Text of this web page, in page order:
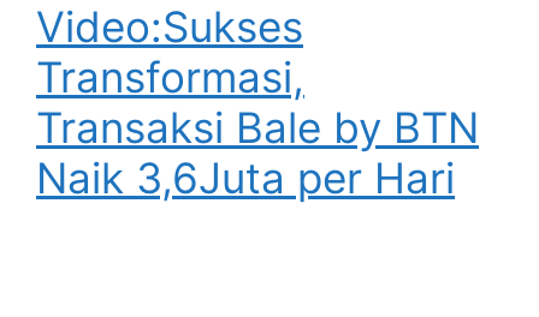
Video:Sukses
Transformasi,
Transaksi Bale by BTN
Naik 3,6Juta per Hari